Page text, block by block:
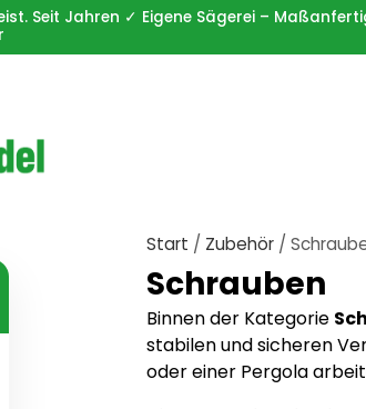
Seit Jahren ✓ Eigene Sägerei –
Start / Zubehör /
Schrauben
Binnen der Kategorie
stabilen und sicheren
oder einer Pergola